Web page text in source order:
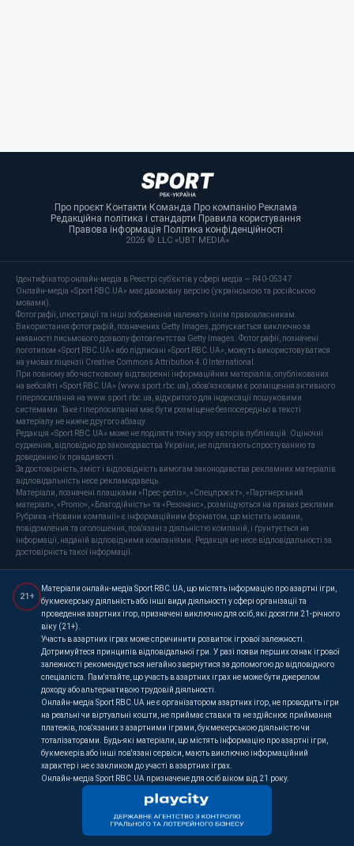
Про проєкт·Контакти·Команда·Про компанію·Реклама·
Редакційна політика і стандарти·Правила користування·
Правова інформація·Політика конфіденційності·
2026 © LLC «UBT MEDIA»
Ідентифікатор онлайн-медіа в Реєстрі суб’єктів у сфері медіа — R40-05347
Онлайн-медіа «Sport RBC.UA» має двомовну версію (українською та російською
мовами).
Фотографії, ілюстрації та інші зображення належать їхнім правовласникам.
Використання фотографій, позначених Getty Images, допускається виключно за
наявності письмового дозволу фотоагентства Getty Images. Фотографії, позначені
логотипом «Sport RBC.UA» або підписані «Sport RBC.UA», можуть використовуватися
на умовах ліцензії Creative Commons Attribution 4.0 International.
При повному або частковому відтворенні інформаційних матеріалів, опублікованих
на вебсайті «Sport RBC.UA» (www.sport.rbc.ua), обов'язковим є розміщення активного
гіперпосилання на www.sport.rbc.ua, відкритого для індексації пошуковими
системами. Таке гіперпосилання має бути розміщене безпосередньо в тексті
матеріалу не нижче другого абзацу.
Редакція «Sport RBC.UA» може не поділяти точку зору авторів публікацій. Оціночні
судження, відповідно до законодавства України, не підлягають спростуванню та
доведенню їх правдивості.
За достовірність, зміст і відповідність вимогам законодавства рекламних матеріалів
відповідальність несе рекламодавець.
Матеріали, позначені плашками «Прес-реліз», «Спецпроєкт», «Партнерський
матеріал», «Promo», «Благодійність» та «Резонанс», розміщуються на правах реклами.
Рубрика «Новини компанії» є інформаційним форматом, що містить новини,
повідомлення та оголошення, пов'язані з діяльністю компаній, і ґрунтується на
інформації, наданій відповідними компаніями. Редакція не несе відповідальності за
достовірність такої інформації.
21+
Матеріали онлайн-медіа Sport RBC.UA, що містять інформацію про азартні ігри,
букмекерську діяльність або інші види діяльності у сфері організації та
проведення азартних ігор, призначені виключно для осіб, які досягли 21-річного
віку (21+).
Участь в азартних іграх може спричинити розвиток ігрової залежності.
Дотримуйтеся принципів відповідальної гри. У разі появи перших ознак ігрової
залежності рекомендується негайно звернутися за допомогою до відповідного
спеціаліста. Пам'ятайте, що участь в азартних іграх не може бути джерелом
доходу або альтернативою трудовій діяльності.
Онлайн-медіа Sport RBC.UA не є організатором азартних ігор, не проводить ігри
на реальні чи віртуальні кошти, не приймає ставки та не здійснює приймання
платежів, пов'язаних з азартними іграми, букмекерською діяльністю чи
тоталізаторами. Будь-які матеріали, що містять інформацію про азартні ігри,
букмекерів або інші пов'язані сервіси, мають виключно інформаційний
характер і не є закликом до участі в азартних іграх.
Онлайн-медіа Sport RBC.UA призначене для осіб віком від 21 року.